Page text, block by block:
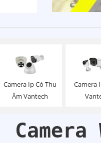
Camera Ip Có Thu
Âm Vantech
Camera